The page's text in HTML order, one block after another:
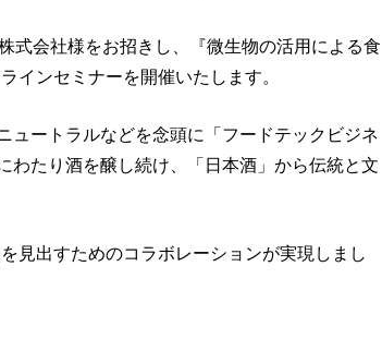
式会社様をお招きし、『微生物の活用による食
インセミナーを開催いたします。
ュートラルなどを念頭に「フードテックビジネ
わたり酒を醸し続け、「日本酒」から伝統と文
見出すためのコラボレーションが実現しまし